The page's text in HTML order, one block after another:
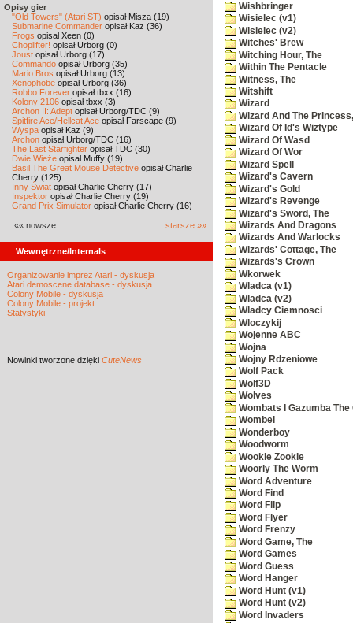
Opisy gier
"Old Towers" (Atari ST) opisał Misza (19)
Submarine Commander opisał Kaz (36)
Frogs opisał Xeen (0)
Choplifter! opisał Urborg (0)
Joust opisał Urborg (17)
Commando opisał Urborg (35)
Mario Bros opisał Urborg (13)
Xenophobe opisał Urborg (36)
Robbo Forever opisał tbxx (16)
Kolony 2106 opisał tbxx (3)
Archon II: Adept opisał Urborg/TDC (9)
Spitfire Ace/Hellcat Ace opisał Farscape (9)
Wyspa opisał Kaz (9)
Archon opisał Urborg/TDC (16)
The Last Starfighter opisał TDC (30)
Dwie Wieże opisał Muffy (19)
Basil The Great Mouse Detective opisał Charlie
Cherry (125)
Inny Świat opisał Charlie Cherry (17)
Inspektor opisał Charlie Cherry (19)
Grand Prix Simulator opisał Charlie Cherry (16)
«« nowsze starsze »»
Wewnętrzne/Internals
Organizowanie imprez Atari - dyskusja
Atari demoscene database - dyskusja
Colony Mobile - dyskusja
Colony Mobile - projekt
Statystyki
Nowinki tworzone dzięki CuteNews
Wishbringer
Wisielec (v1)
Wisielec (v2)
Witches' Brew
Witching Hour, The
Within The Pentacle
Witness, The
Witshift
Wizard
Wizard And The
Wizard Of Id's Wiztype
Wizard Of Wasd
Wizard Of Wor
Wizard Spell
Wizard's Cavern
Wizard's Gold
Wizard's Revenge
Wizard's Sword, The
Wizards And Dragons
Wizards And Warlocks
Wizards' Cottage, The
Wizards's Crown
Wkorwek
Wladca (v1)
Wladca (v2)
Wladcy Ciemnosci
Wloczykij
Wojenne ABC
Wojna
Wojny Rdzeniowe
Wolf Pack
Wolf3D
Wolves
Wombats I Gazumba
Wombel
Wonderboy
Woodworm
Wookie Zookie
Woorly The Worm
Word Adventure
Word Find
Word Flip
Word Flyer
Word Frenzy
Word Game, The
Word Games
Word Guess
Word Hanger
Word Hunt (v1)
Word Hunt (v2)
Word Invaders